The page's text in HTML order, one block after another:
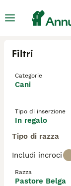
Filtri
Categorie
Cani
Tipo di inserzione
In regalo
Tipo di razza
Includi incroci
Razza
Pastore Belga